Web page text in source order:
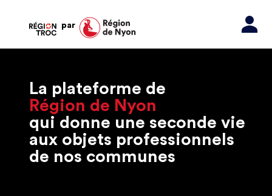
par
La plateforme de
Région de Nyon
qui donne une seconde vie
aux objets professionnels
de nos communes